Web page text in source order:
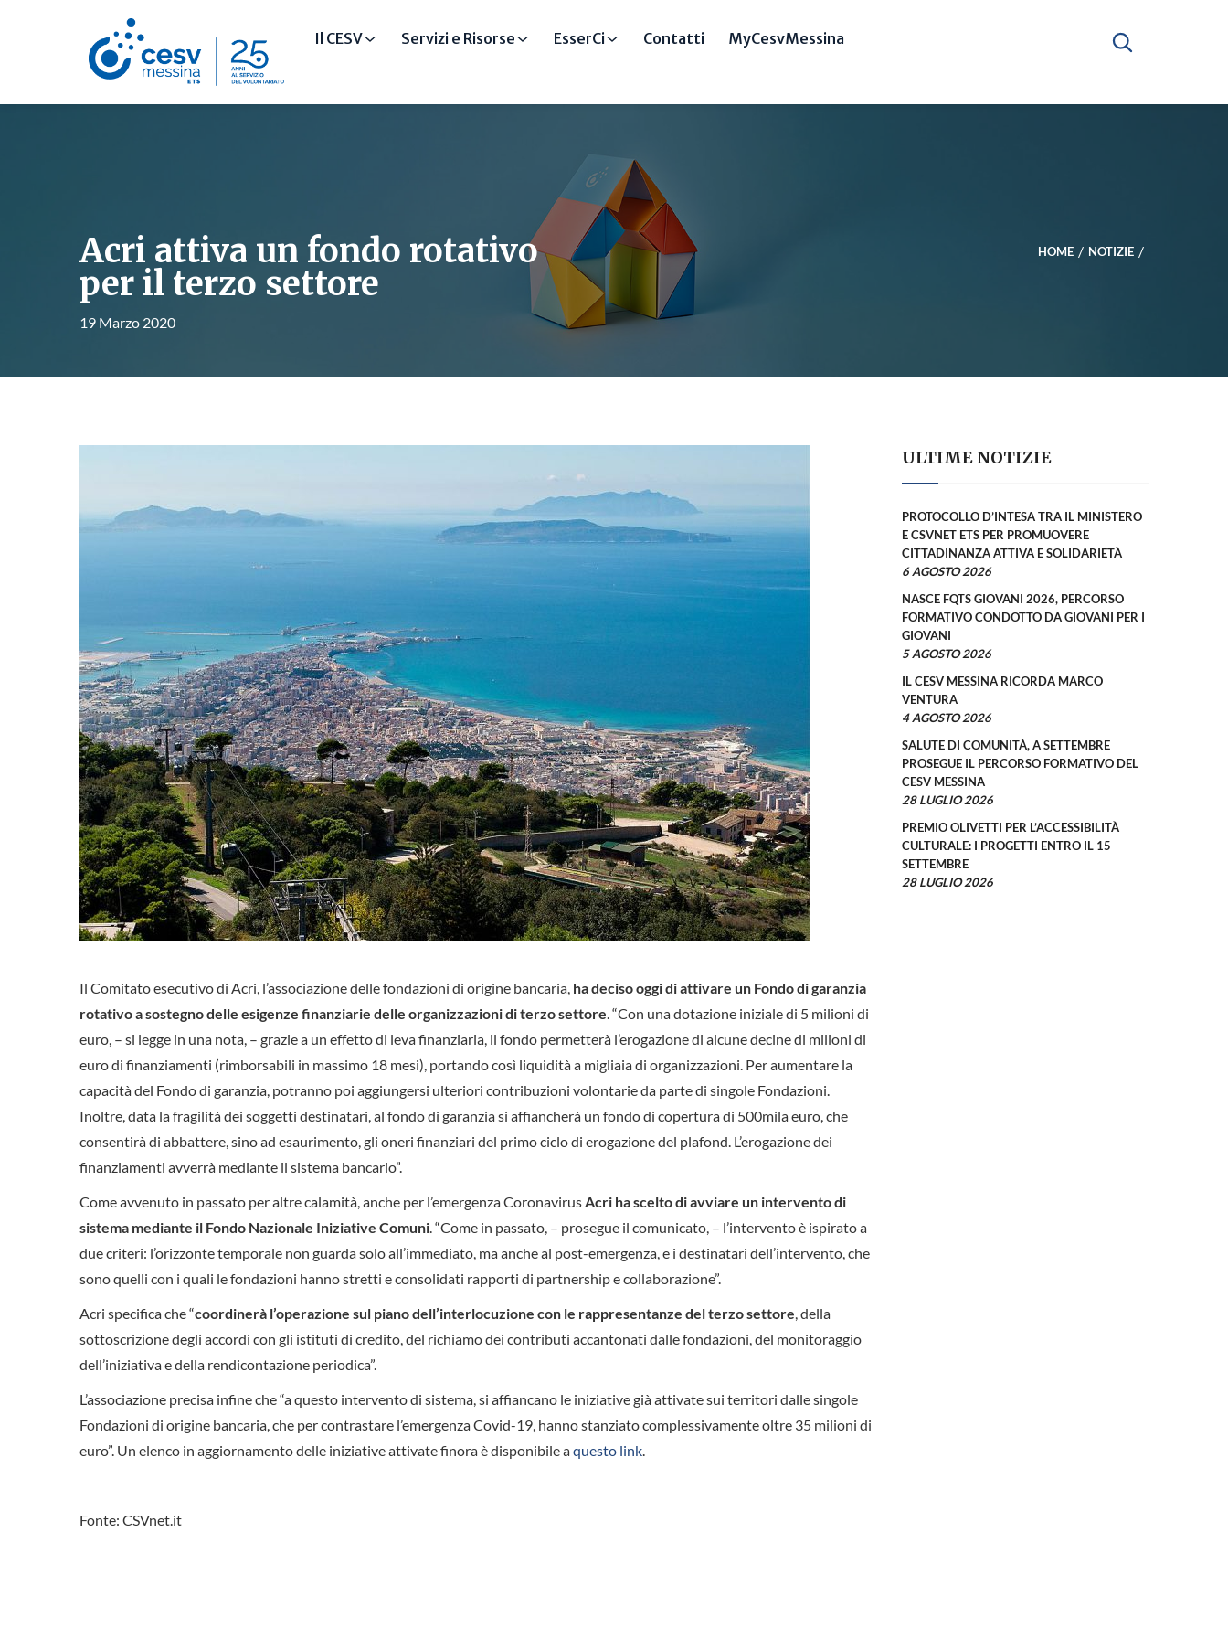
Il CESV Servizi e Risorse EsserCi Contatti MyCesvMessina
Acri attiva un fondo rotativo
per il terzo settore
19 Marzo 2020
HOME NOTIZIE
Il Comitato esecutivo di Acri, l’associazione delle fondazioni di origine bancaria, ha deciso oggi di attivare un Fondo di garanzia
rotativo a sostegno delle esigenze finanziarie delle organizzazioni di terzo settore. “Con una dotazione iniziale di 5 milioni di
euro, – si legge in una nota, – grazie a un effetto di leva finanziaria, il fondo permetterà l’erogazione di alcune decine di milioni di
euro di finanziamenti (rimborsabili in massimo 18 mesi), portando così liquidità a migliaia di organizzazioni. Per aumentare la
capacità del Fondo di garanzia, potranno poi aggiungersi ulteriori contribuzioni volontarie da parte di singole Fondazioni.
Inoltre, data la fragilità dei soggetti destinatari, al fondo di garanzia si affiancherà un fondo di copertura di 500mila euro, che
consentirà di abbattere, sino ad esaurimento, gli oneri finanziari del primo ciclo di erogazione del plafond. L’erogazione dei
finanziamenti avverrà mediante il sistema bancario”.
Come avvenuto in passato per altre calamità, anche per l’emergenza CoronavirusAcri ha scelto di avviare un intervento di
sistema mediante il Fondo Nazionale Iniziative Comuni. “Come in passato, – prosegue il comunicato, – l’intervento è ispirato a
due criteri: l’orizzonte temporale non guarda solo all’immediato, ma anche al post-emergenza, e i destinatari dell’intervento, che
sono quelli con i quali le fondazioni hanno stretti e consolidati rapporti di partnership e collaborazione”.
Acri specifica che “coordinerà l’operazione sul piano dell’interlocuzione con le rappresentanze del terzo settore, della
sottoscrizione degli accordi con gli istituti di credito, del richiamo dei contributi accantonati dalle fondazioni, del monitoraggio
dell’iniziativa e della rendicontazione periodica”.
L’associazione precisa infine che “a questo intervento di sistema, si affiancano le iniziative già attivate sui territori dalle singole
Fondazioni di origine bancaria, che per contrastare l’emergenza Covid-19, hanno stanziato complessivamente oltre 35 milioni di
euro”. Un elenco in aggiornamento delle iniziative attivate finora è disponibile aquesto link.
Fonte: CSVnet.it
ULTIME NOTIZIE
PROTOCOLLO D’INTESA TRA IL MINISTERO
E CSVNET ETS PER PROMUOVERE
CITTADINANZA ATTIVA E SOLIDARIETÀ
6 AGOSTO 2026
NASCE FQTS GIOVANI 2026, PERCORSO
FORMATIVO CONDOTTO DA GIOVANI PER I
GIOVANI
5 AGOSTO 2026
IL CESV MESSINA RICORDA MARCO
VENTURA
4 AGOSTO 2026
SALUTE DI COMUNITÀ, A SETTEMBRE
PROSEGUE IL PERCORSO FORMATIVO DEL
CESV MESSINA
28 LUGLIO 2026
PREMIO OLIVETTI PER L’ACCESSIBILITÀ
CULTURALE: I PROGETTI ENTRO IL 15
SETTEMBRE
28 LUGLIO 2026